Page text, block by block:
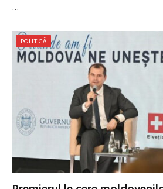
…
POLITICĂ